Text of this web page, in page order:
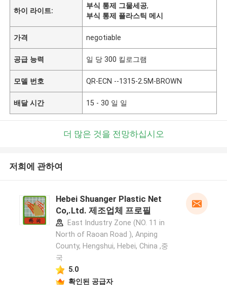
하이 라이트:
부식 통제 그물세공,
부식 통제 플라스틱 메시
가격 negotiable
공급 능력 일 당 300 킬로그램
모델 번호 QR-ECN --1315-2.5M-BROWN
배달 시간 15 - 30 일 일
더 많은 것을 전망하십시오
저희에 관하여
Hebei Shuanger Plastic Net
Co,.Ltd. 제조업체 프로필
East Industry Zone (NO. 11 in
North of Raoan Road ), Anping
County, Hengshui, Hebei, China ,중
국
5.0
확인된 공급자